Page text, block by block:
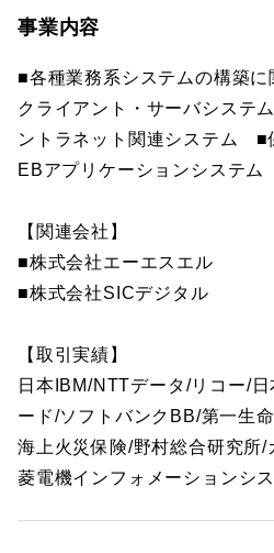
事業内容
■各種業務系システムの構築
クライアント・サーバシステ
ントラネット関連システム
EBアプリケーションシステム
【関連会社】
■株式会社エーエスエル
■株式会社SICデジタル
【取引実績】
日本IBM/NTTデータ/リコー/
ード/ソフトバンクBB/第一生
海上火災保険/野村総合研究所/
菱電機インフォメーションシ